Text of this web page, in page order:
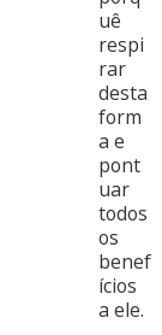
uê
respi
rar
desta
form
a e
pont
uar
todos
os
benef
ícios
a ele.